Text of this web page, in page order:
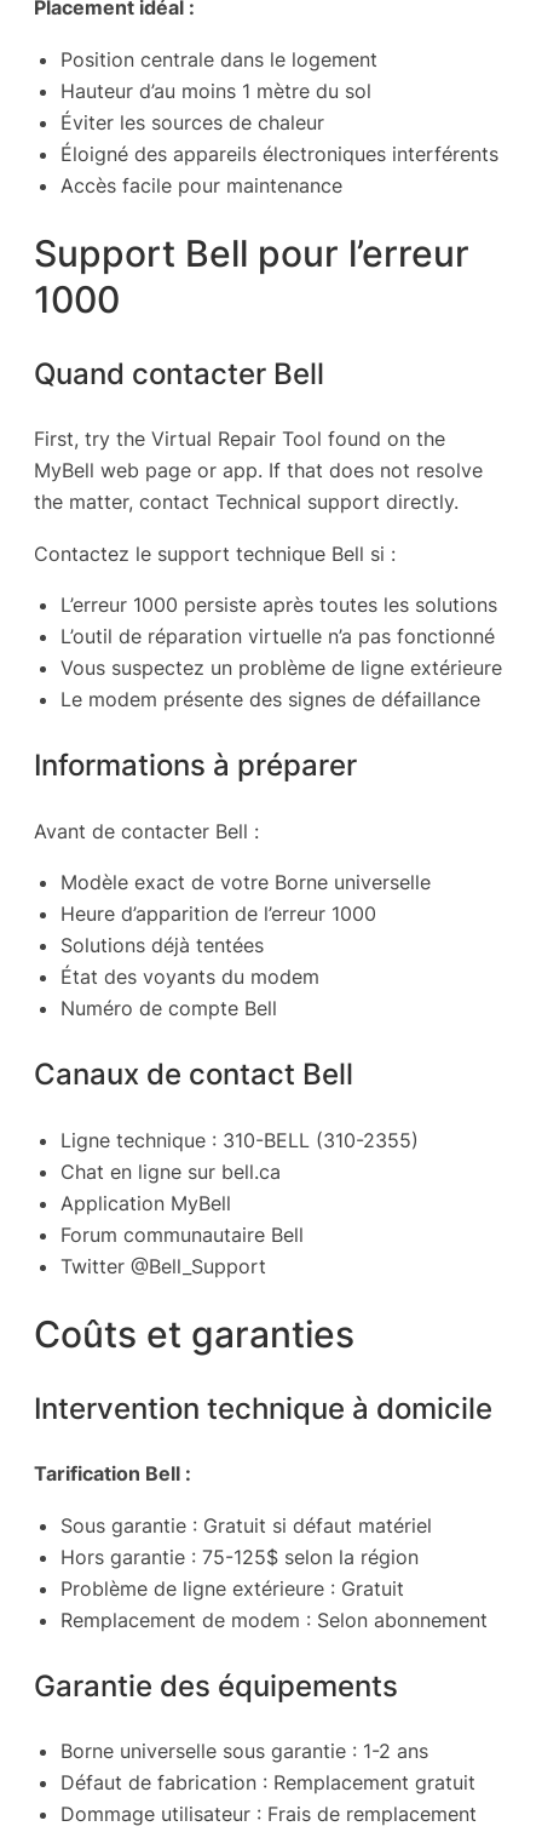
Placement idéal :
Position centrale dans le logement
Hauteur d’au moins 1 mètre du sol
Éviter les sources de chaleur
Éloigné des appareils électroniques interférents
Accès facile pour maintenance
Support Bell pour l’erreur
1000
Quand contacter Bell
First, try the Virtual Repair Tool found on the
MyBell web page or app. If that does not resolve
the matter, contact Technical support directly.
Contactez le support technique Bell si :
L’erreur 1000 persiste après toutes les solutions
L’outil de réparation virtuelle n’a pas fonctionné
Vous suspectez un problème de ligne extérieure
Le modem présente des signes de défaillance
Informations à préparer
Avant de contacter Bell :
Modèle exact de votre Borne universelle
Heure d’apparition de l’erreur 1000
Solutions déjà tentées
État des voyants du modem
Numéro de compte Bell
Canaux de contact Bell
Ligne technique : 310-BELL (310-2355)
Chat en ligne sur bell.ca
Application MyBell
Forum communautaire Bell
Twitter @Bell_Support
Coûts et garanties
Intervention technique à domicile
Tarification Bell :
Sous garantie : Gratuit si défaut matériel
Hors garantie : 75-125$ selon la région
Problème de ligne extérieure : Gratuit
Remplacement de modem : Selon abonnement
Garantie des équipements
Borne universelle sous garantie : 1-2 ans
Défaut de fabrication : Remplacement gratuit
Dommage utilisateur : Frais de remplacement